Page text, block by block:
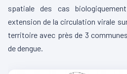
spatiale des cas
extension de la circulation virale
territoire avec près de 3
de dengue.